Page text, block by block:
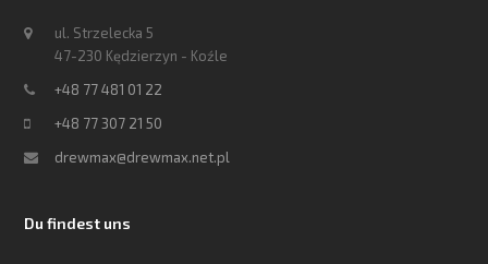
ul. Strzelecka 5
47-230 Kędzierzyn - Koźle
+48 77 481 01 22
+48 77 307 21 50
drewmax@drewmax.net.pl
Du findest uns